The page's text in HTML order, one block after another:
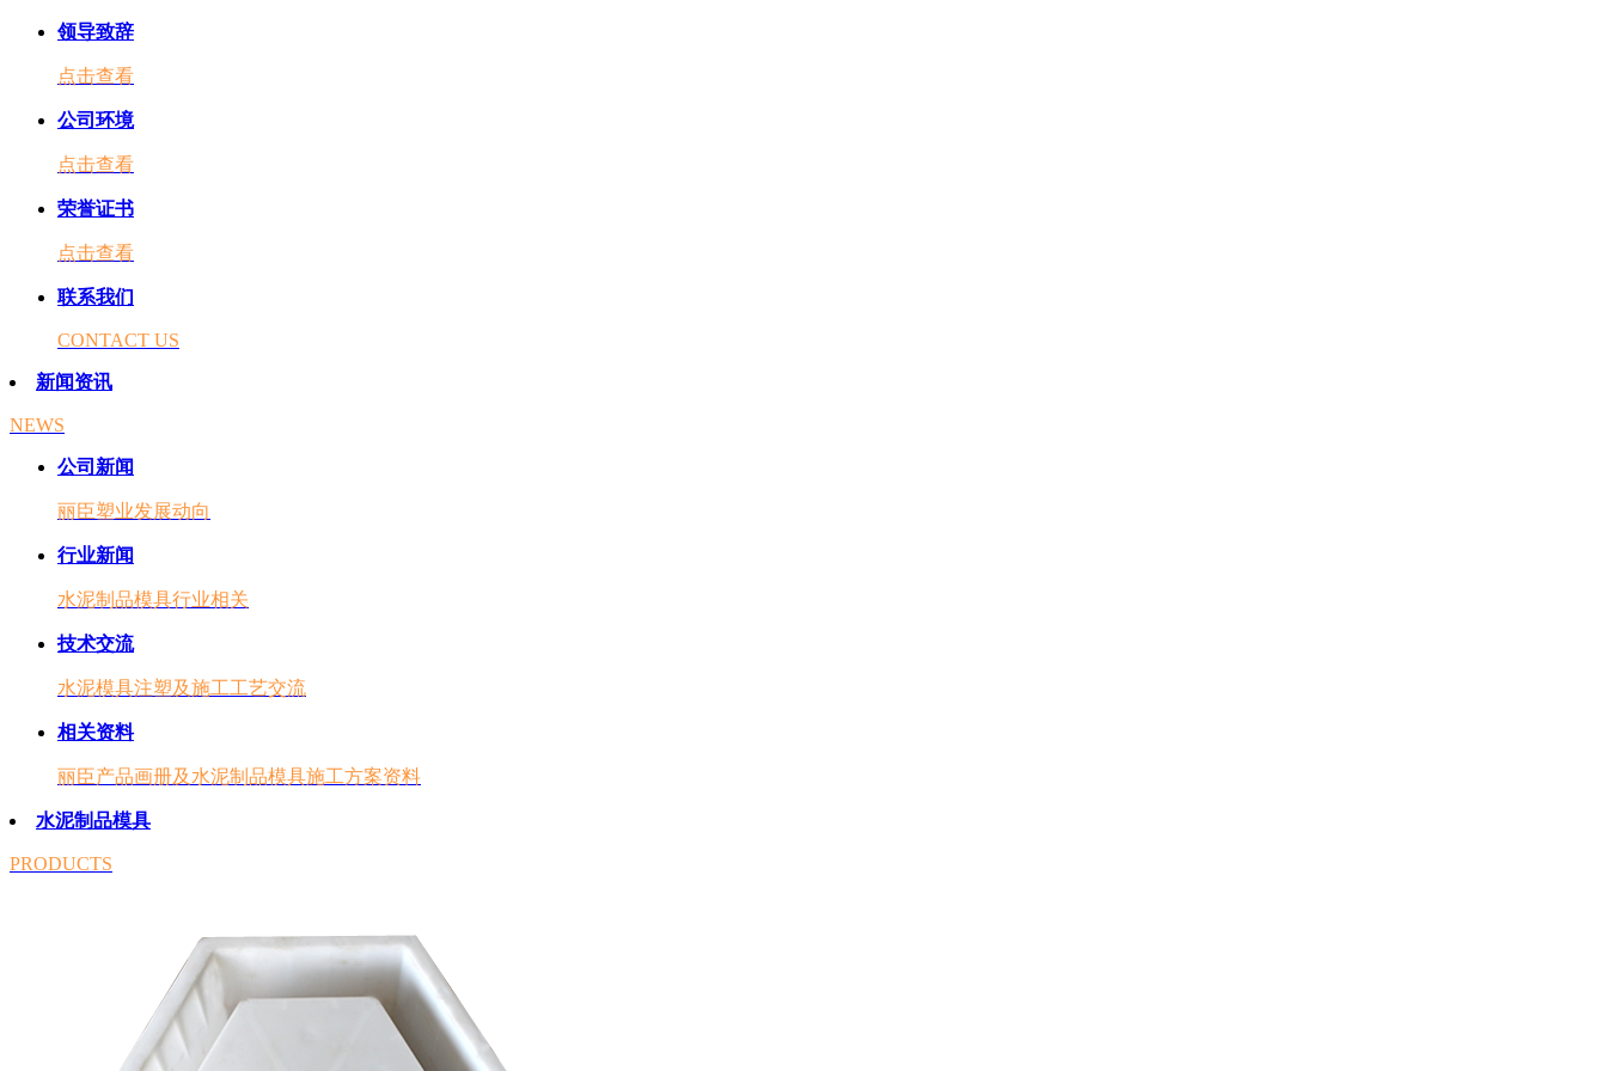
领导致辞
点击查看
公司环境
点击查看
荣誉证书
点击查看
联系我们
CONTACT US
新闻资讯
NEWS
公司新闻
丽臣塑业发展动向
行业新闻
水泥制品模具行业相关
技术交流
水泥模具注塑及施工工艺交流
相关资料
丽臣产品画册及水泥制品模具施工方案资料
水泥制品模具
PRODUCTS